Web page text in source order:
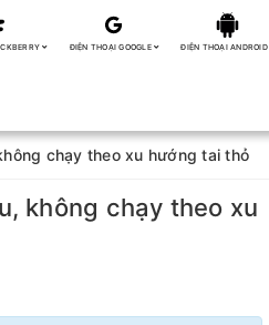
ĐIỆN THOẠI GOOGLE ĐIỆN THOẠI ANDROID
chạy theo xu hướng tai thỏ
không chạy theo xu